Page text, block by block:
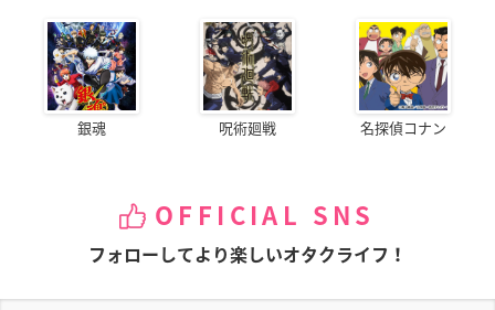
銀魂 呪術廻戦 名探偵コナン
OFFICIAL SNS
フォローしてより楽しいオタクライフ！